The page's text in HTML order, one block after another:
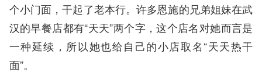
个小门面，干起了老本行。许多恩施的兄弟姐妹在武
汉的早餐店都有“天天”两个字，这个店名对她而言是
一种延续，所以她也给自己的小店取名“天天热干
面”。